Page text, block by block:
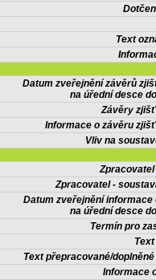
Text
Datum zveřejnění závěrů
na úřední desce
Závěry
Informace o závěru
Vliv na
Zpracovatel -
Datum zveřejnění informace
na úřední desce
Termín pro
Text přepracované/
Informace